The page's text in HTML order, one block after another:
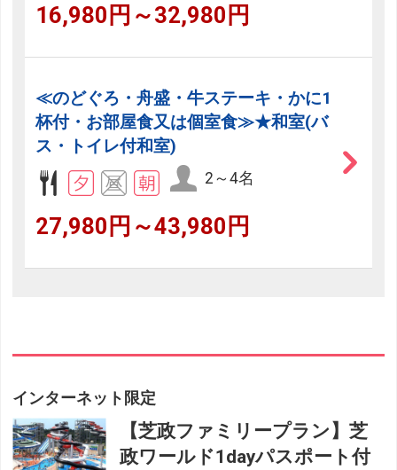
16,980円～32,980円
≪のどぐろ・舟盛・牛ステーキ・かに1
杯付・お部屋食又は個室食≫★和室(バ
ス・トイレ付和室)
2～4名
27,980円～43,980円
インターネット限定
【芝政ファミリープラン】芝
政ワールド1dayパスポート付